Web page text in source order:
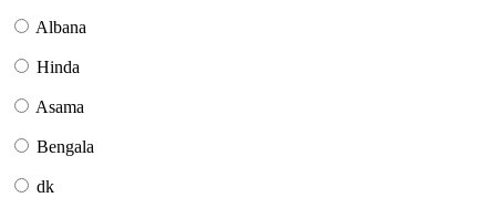
Albana
Hinda
Asama
Bengala
dk